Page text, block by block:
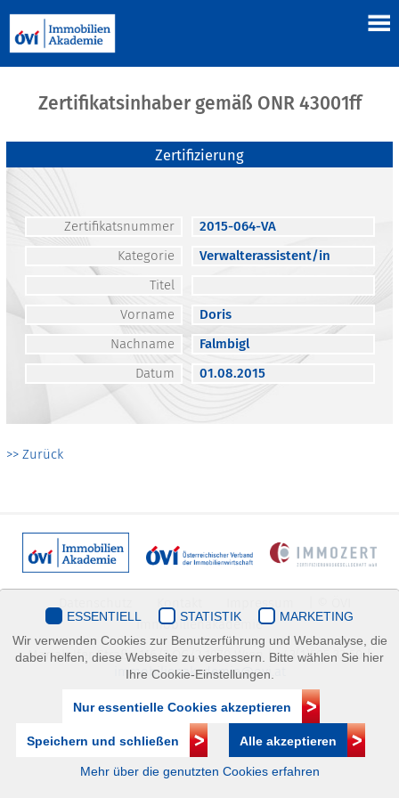
Zertifikatsinhaber gemäß ONR 43001ff
Zertifizierung
Zertifikatsnummer
2015-064-VA
Kategorie
Verwalterassistent/in
Titel
Vorname
Doris
Nachname
Falmbigl
Datum
01.08.2015
>> Zurück
Immobilienakademie
Mariahilfer Straße 116/2.OG/2 1070 Wien | +43(1)505 32 50 |
immobilienakademie@ovi.at
ESSENTIELL STATISTIK
MARKETING
Wir verwenden Cookies zur Benutzerführung und Webanalyse, die
dabei helfen, diese Webseite zu verbessern. Bitte wählen Sie hier
Ihre Cookie-Einstellungen.
Nur essentielle Cookies akzeptieren
Speichern und schließen Alle akzeptieren
Mehr über die genutzten Cookies erfahren